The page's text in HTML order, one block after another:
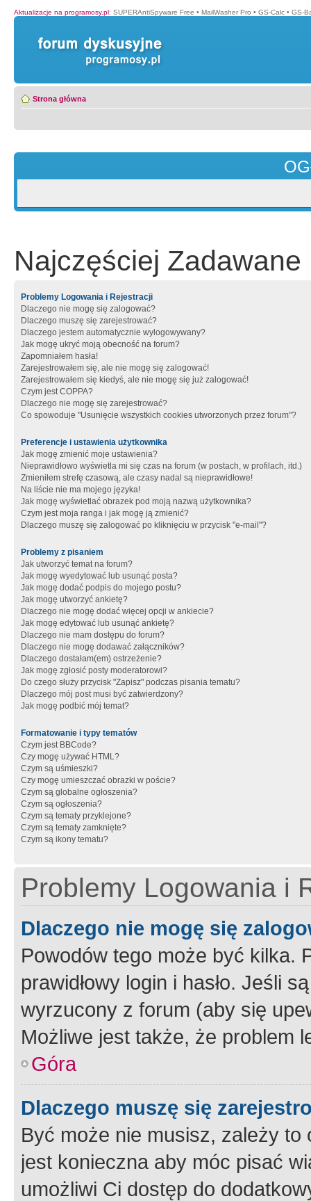
Aktualizacje na programosy.pl: SUPERAntiSpyware Free • MailWasher Pro • GS-Calc • GS-
Strona główna
Najczęściej Zadawane
Problemy Logowania i Rejestracji
Dlaczego nie mogę się zalogować?
Dlaczego muszę się zarejestrować?
Dlaczego jestem automatycznie wylogowywany?
Jak mogę ukryć moją obecność na forum?
Zapomniałem hasła!
Zarejestrowałem się, ale nie mogę się zalogować!
Zarejestrowałem się kiedyś, ale nie mogę się już zalogować!
Czym jest COPPA?
Dlaczego nie mogę się zarejestrować?
Co spowoduje "Usunięcie wszystkich cookies utworzonych przez forum"?
Preferencje i ustawienia użytkownika
Jak mogę zmienić moje ustawienia?
Nieprawidłowo wyświetla mi się czas na forum (w postach, w profilach, itd.)
Zmieniłem strefę czasową, ale czasy nadal są nieprawidłowe!
Na liście nie ma mojego języka!
Jak mogę wyświetlać obrazek pod moją nazwą użytkownika?
Czym jest moja ranga i jak mogę ją zmienić?
Dlaczego muszę się zalogować po kliknięciu w przycisk "e-mail"?
Problemy z pisaniem
Jak utworzyć temat na forum?
Jak mogę wyedytować lub usunąć posta?
Jak mogę dodać podpis do mojego postu?
Jak mogę utworzyć ankietę?
Dlaczego nie mogę dodać więcej opcji w ankiecie?
Jak mogę edytować lub usunąć ankietę?
Dlaczego nie mam dostępu do forum?
Dlaczego nie mogę dodawać załączników?
Dlaczego dostałam(em) ostrzeżenie?
Jak mogę zgłosić posty moderatorowi?
Do czego służy przycisk "Zapisz" podczas pisania tematu?
Dlaczego mój post musi być zatwierdzony?
Jak mogę podbić mój temat?
Formatowanie i typy tematów
Czym jest BBCode?
Czy mogę używać HTML?
Czym są uśmieszki?
Czy mogę umieszczać obrazki w poście?
Czym są globalne ogłoszenia?
Czym są ogłoszenia?
Czym są tematy przyklejone?
Czym są tematy zamknięte?
Czym są ikony tematu?
Problemy Logowania i
Dlaczego nie mogę się
Powodów tego może być kilka.
prawidłowy login i hasło. Jeśli
wyrzucony z forum (aby się
Możliwe jest także, że problem
Góra
Dlaczego muszę się
Być może nie musisz, zależy
jest konieczna aby móc pisać
umożliwi Ci dostęp do